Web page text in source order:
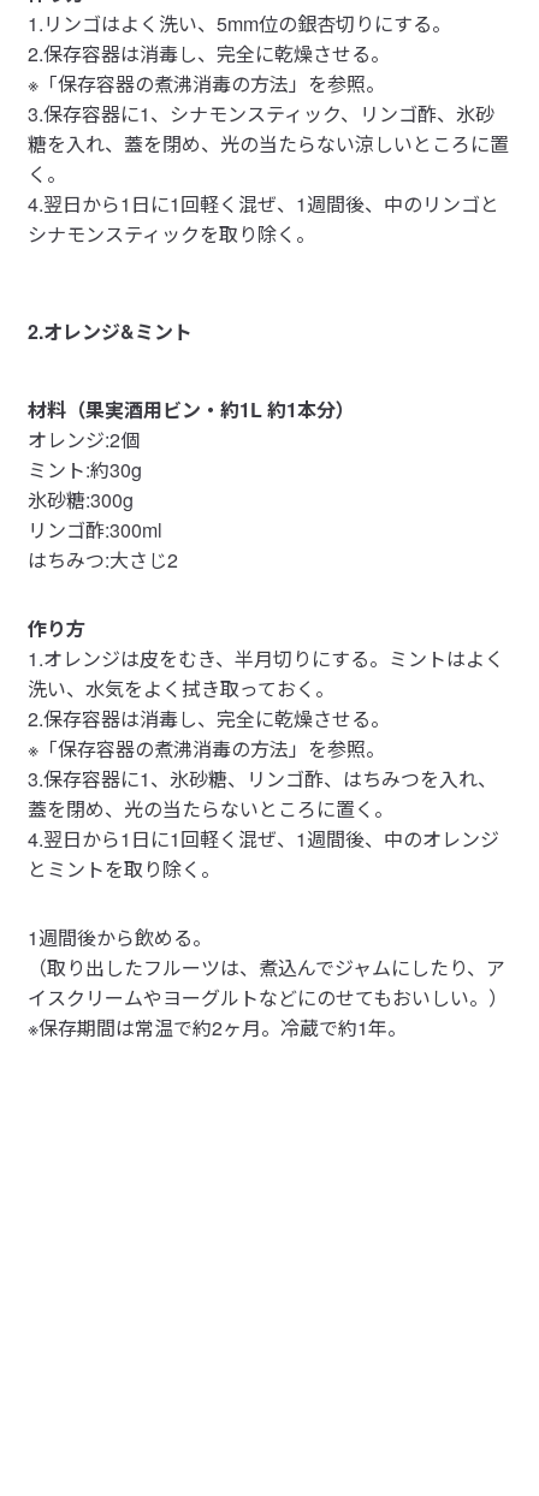
1.リンゴはよく洗い、5mm位の銀杏切りにする。
2.保存容器は消毒し、完全に乾燥させる。
※「保存容器の煮沸消毒の方法」を参照。
3.保存容器に1、シナモンスティック、リンゴ酢、氷砂
糖を入れ、蓋を閉め、光の当たらない涼しいところに置
く。
4.翌日から1日に1回軽く混ぜ、1週間後、中のリンゴと
シナモンスティックを取り除く。
2.オレンジ&ミント
材料（果実酒用ビン・約1L 約1本分）
オレンジ:2個
ミント:約30g
氷砂糖:300g
リンゴ酢:300ml
はちみつ:大さじ2
作り方
1.オレンジは皮をむき、半月切りにする。ミントはよく
洗い、水気をよく拭き取っておく。
2.保存容器は消毒し、完全に乾燥させる。
※「保存容器の煮沸消毒の方法」を参照。
3.保存容器に1、氷砂糖、リンゴ酢、はちみつを入れ、
蓋を閉め、光の当たらないところに置く。
4.翌日から1日に1回軽く混ぜ、1週間後、中のオレンジ
とミントを取り除く。
1週間後から飲める。
（取り出したフルーツは、煮込んでジャムにしたり、ア
イスクリームやヨーグルトなどにのせてもおいしい。）
※保存期間は常温で約2ヶ月。冷蔵で約1年。